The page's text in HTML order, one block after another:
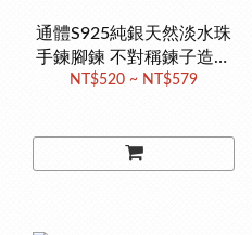
通體S925純銀天然淡水珠
手鍊腳鍊 不對稱鍊子造型
精緻優雅 天然珍珠手鍊 珍
NT$520 ~ NT$579